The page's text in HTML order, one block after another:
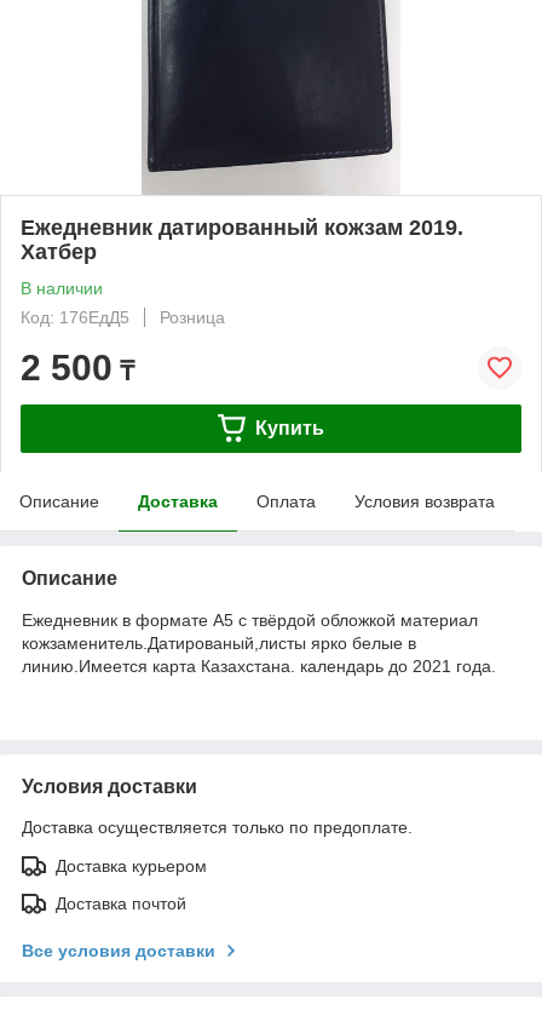
Ежедневник датированный кожзам 2019.
Хатбер
В наличии
Код: 176ЕдД5
Розница
2 500 ₸
Купить
Описание Доставка Оплата Условия возврата
Описание
Ежедневник в формате А5 с твёрдой обложкой материал
кожзаменитель.Датированый,листы ярко белые в
линию.Имеется карта Казахстана. календарь до 2021 года.
Условия доставки
Доставка осуществляется только по предоплате.
Доставка курьером
Доставка почтой
Все условия доставки